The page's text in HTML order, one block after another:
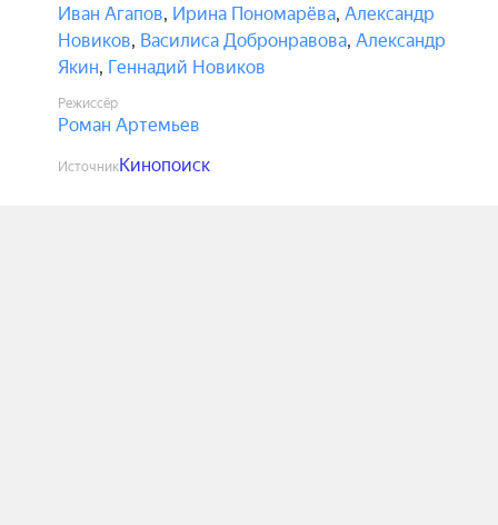
Иван Агапов, Ирина Пономарёва, Александр
Новиков, Василиса Добронравова, Александр
Якин, Геннадий Новиков
Режиссёр
Роман Артемьев
ИсточникКинопоиск